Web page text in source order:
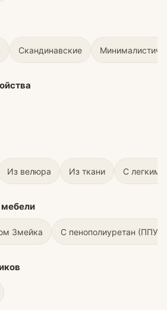
Скандинавские
Из велюра Из ткани С легким
мебели
Змейка С пенополиуретан